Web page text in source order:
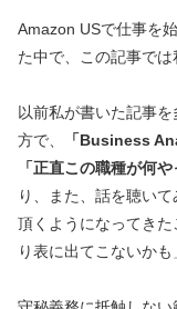
Amazon USで仕事を
た中で、この記事では
以前私が書いた記事
方で、
「Business
「正直この職種が何
り、また、話を聴い
頂くようになってき
り表に出てこないかも